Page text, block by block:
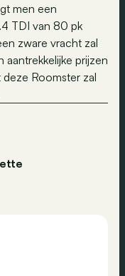
men een
TDI van 80 pk
zware vracht zal
prijzen
Roomster zal